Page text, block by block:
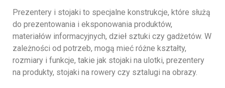
Prezentery i stojaki to specjalne konstrukcje, które służą
do prezentowania i eksponowania produktów,
materiałów informacyjnych, dzieł sztuki czy gadżetów. W
zależności od potrzeb, mogą mieć różne kształty,
rozmiary i funkcje, takie jak stojaki na ulotki, prezentery
na produkty, stojaki na rowery czy sztalugi na obrazy.